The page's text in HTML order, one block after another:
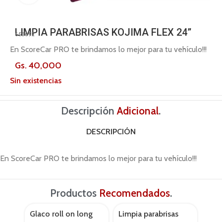
LIMPIA PARABRISAS KOJIMA FLEX 24”
653692
En ScoreCar PRO te brindamos lo mejor para tu vehículo!!!
Gs. 40,000
Sin existencias
DescripciónAdicional.
DESCRIPCIÓN
En ScoreCar PRO te brindamos lo mejor para tu vehículo!!!
Productos Recomendados.
Glaco roll on long
AGOTADO
Limpia parabrisas